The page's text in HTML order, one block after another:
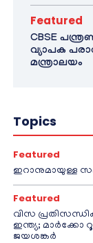
Featured
CBSE
വ്യാപക
മന്ത്രാലയം
Topics
Featured
ഇറാനുമായുള്ള
Featured
വിസ
ഇന്ത്യ; മാർക്കോ
ജയശങ്കർ